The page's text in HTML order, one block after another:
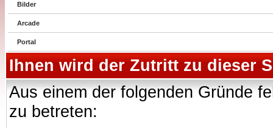
Bilder
Arcade
Portal
Ihnen wird der Zutritt zu dieser
Aus einem der folgenden Gründe
zu betreten: